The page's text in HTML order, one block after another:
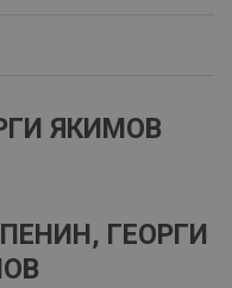
ЯКИМОВ
ГЕОРГИ